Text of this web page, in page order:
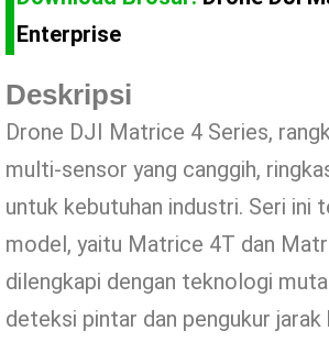
Enterprise
Deskripsi
Drone DJI Matrice 4 Series,
multi-sensor yang canggih,
untuk kebutuhan industri. Seri ini
model, yaitu Matrice 4T dan
dilengkapi dengan teknologi
deteksi pintar dan pengukur jarak